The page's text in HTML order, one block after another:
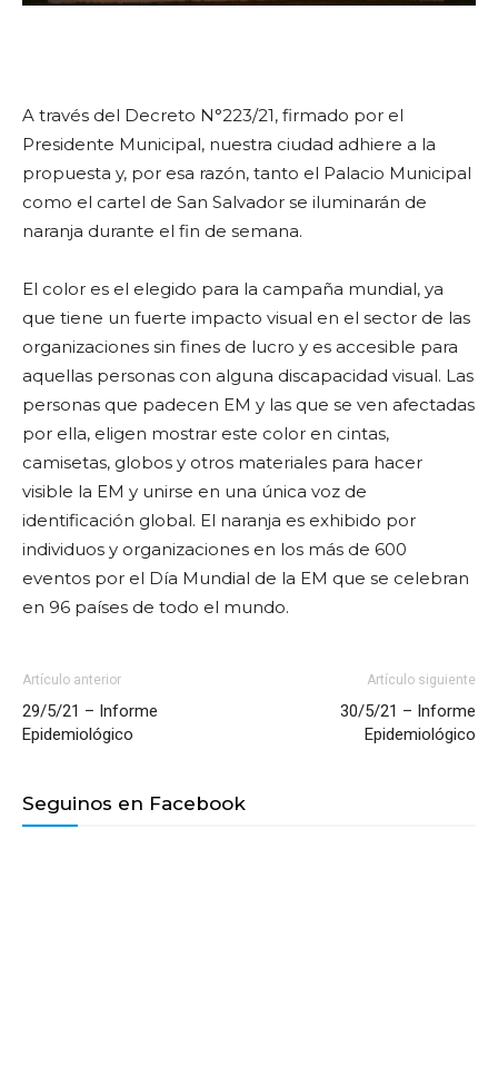
A través del Decreto N°223/21, firmado por el
Presidente Municipal, nuestra ciudad adhiere a la
propuesta y, por esa razón, tanto el Palacio Municipal
como el cartel de San Salvador se iluminarán de
naranja durante el fin de semana.
El color es el elegido para la campaña mundial, ya
que tiene un fuerte impacto visual en el sector de las
organizaciones sin fines de lucro y es accesible para
aquellas personas con alguna discapacidad visual. Las
personas que padecen EM y las que se ven afectadas
por ella, eligen mostrar este color en cintas,
camisetas, globos y otros materiales para hacer
visible la EM y unirse en una única voz de
identificación global. El naranja es exhibido por
individuos y organizaciones en los más de 600
eventos por el Día Mundial de la EM que se celebran
en 96 países de todo el mundo.
Artículo anterior
29/5/21 – Informe
Epidemiológico
Artículo siguiente
30/5/21 – Informe
Epidemiológico
Seguinos en Facebook